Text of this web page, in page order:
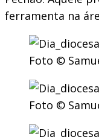
ferramenta na
Foto ©
Foto ©